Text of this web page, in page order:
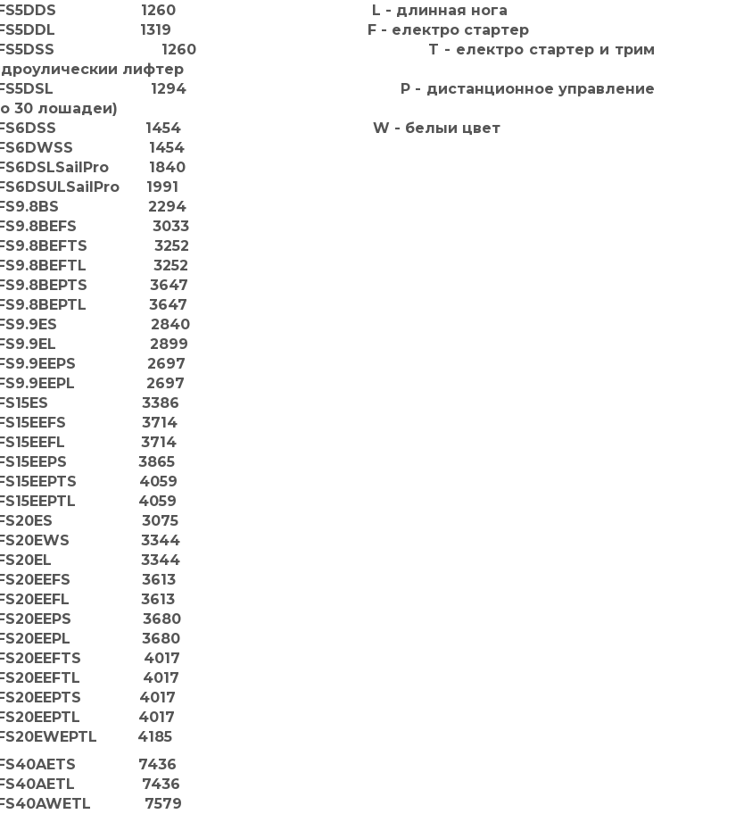
1260 L - длинная нога
1319 F - електро стартер
1260 T - електро стартер и трим
лифтер
1294 P - дистанционное управление
30 лошадеи)
1454 W - белыи цвет
1454
1840
1991
2294
3033
3252
3252
3647
3647
2840
2899
2697
2697
3386
3714
3714
3865
4059
4059
3075
3344
3344
3613
3613
3680
3680
4017
4017
4017
4017
4185
7436
7436
7579